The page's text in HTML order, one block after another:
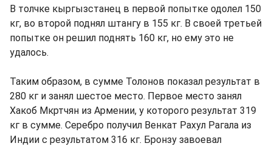
В толчке кыргызстанец в первой попытке одолел 150
кг, во второй поднял штангу в 155 кг. В своей третьей
попытке он решил поднять 160 кг, но ему это не
удалось.
Таким образом, в сумме Толонов показал результат в
280 кг и занял шестое место. Первое место занял
Хакоб Мкртчян из Армении, у которого результат 319
кг в сумме. Серебро получил Венкат Рахул Рагала из
Индии с результатом 316 кг. Бронзу завоевал